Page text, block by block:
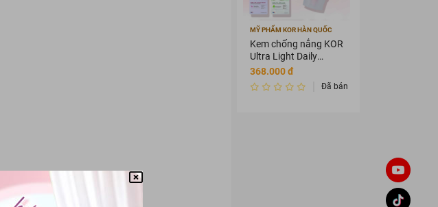
MỸ PHẨM KOR HÀN QUỐC
Kem chống nắng KOR
Ultra Light Daily
Sunscreen Cream
SPF 50+ PA ++++
368.000 đ
Đã bán 2456342